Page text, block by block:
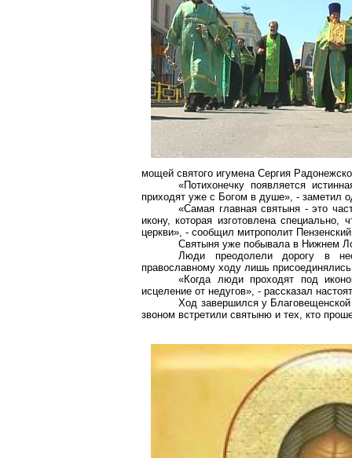
мощей святого игумена Сергия
«Потихонечку появляется
приходят уже с Богом в душе», - заметил
«Самая главная святыня - это
икону, которая изготовлена
церкви», - сообщил митрополит
Святыня уже побывала в Нижнем
Люди преодолели дорогу в
православному ходу лишь
«Когда люди проходят под
исцеление от недугов», - рассказал
Ход завершился у
звоном встретили святыню и тех, кто